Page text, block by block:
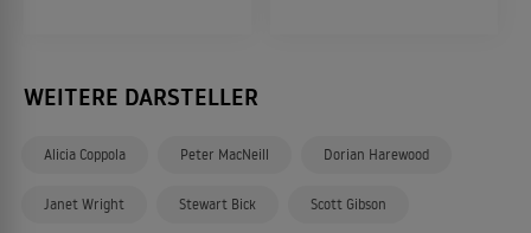
WEITERE DARSTELLER
Alicia Coppola Peter MacNeill Dorian Harewood
Janet Wright Stewart Bick Scott Gibson